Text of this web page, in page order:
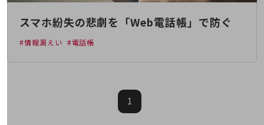
通信モジュール製品
衛星携帯電話
IOT完了済みメーカーブランド製品
ドコモBiz データ無制限 ドコモ MAX ドコモ mini ドコモBiz かけ放題
スマホ紛失の悲劇を「Web電話帳」で防ぐ
#情報漏えい #電話帳
1